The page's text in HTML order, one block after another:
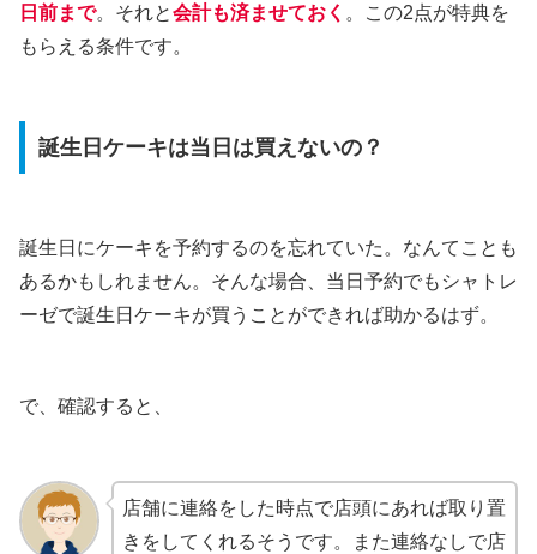
日前まで。それと会計も済ませておく 。この2点が特典を
もらえる条件です。
誕生日ケーキは当日は買えないの？
誕生日にケーキを予約するのを忘れていた。なんてことも
あるかもしれません。そんな場合、当日予約でもシャトレ
ーゼで誕生日ケーキが買うことができれば助かるはず。
で、確認すると、
店舗に連絡をした時点で店頭にあれば取り置
きをしてくれるそうです。また連絡なしで店